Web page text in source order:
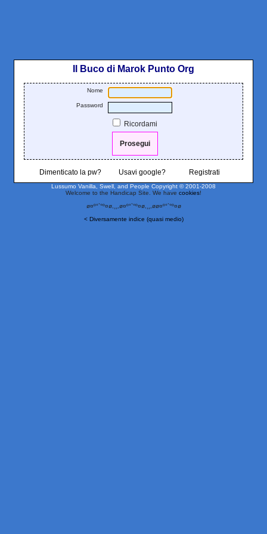
Il Buco di Marok Punto Org
Nome
Password
Ricordami
Dimenticato la pw? Usavi google? Registrati
Lussumo Vanilla, Swell, and People Copyright © 2001-2008
Welcome to the Handicap Site. We have cookies!
ø¤º°`°º¤ø,¸¸,ø¤º°`°º¤ø,¸¸,øø¤º°`°º¤ø
< Diversamente indice (quasi medio)